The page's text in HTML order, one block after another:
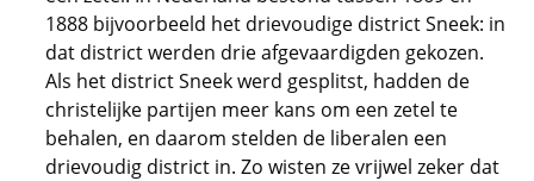
1888 bijvoorbeeld het drievoudige district Sneek: in
dat district werden drie afgevaardigden gekozen.
Als het district Sneek werd gesplitst, hadden de
christelijke partijen meer kans om een zetel te
behalen, en daarom stelden de liberalen een
drievoudig district in. Zo wisten ze vrijwel zeker dat